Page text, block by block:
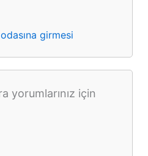
girmesi
yorumlarınız için